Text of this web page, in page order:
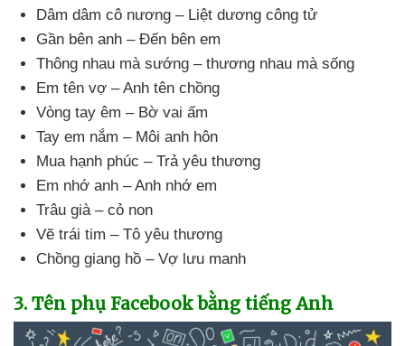
Dâm dâm cô nương – Liệt dương công tử
Gần bên anh – Đến bên em
Thông nhau mà sướng – thương nhau mà sống
Em tên vợ – Anh tên chồng
Vòng tay êm – Bờ vai ấm
Tay em nắm – Môi anh hôn
Mua hạnh phúc – Trả yêu thương
Em nhớ anh – Anh nhớ em
Trâu già – cỏ non
Vẽ trái tim – Tô yêu thương
Chồng giang hồ – Vợ lưu manh
3. Tên phụ Facebook bằng tiếng Anh